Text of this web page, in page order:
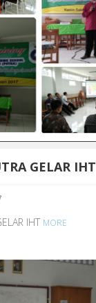
GELAR IHT
IHT MORE